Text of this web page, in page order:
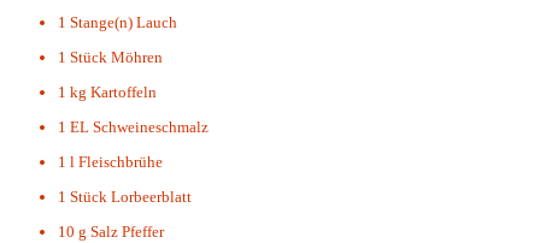
1 Stange(n) Lauch
1 Stück Möhren
1 kg Kartoffeln
1 EL Schweineschmalz
1 l Fleischbrühe
1 Stück Lorbeerblatt
10 g Salz Pfeffer